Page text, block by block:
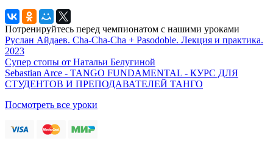
Потренируйтесь перед чемпионатом с нашими уроками
Руслан Айдаев. Cha-Cha-Cha + Pasodoble. Лекция и практика.
2023
Супер стопы от Натальи Белугиной
Sebastian Arce - TANGO FUNDAMENTAL - КУРС ДЛЯ
СТУДЕНТОВ И ПРЕПОДАВАТЕЛЕЙ ТАНГО
Посмотреть все уроки